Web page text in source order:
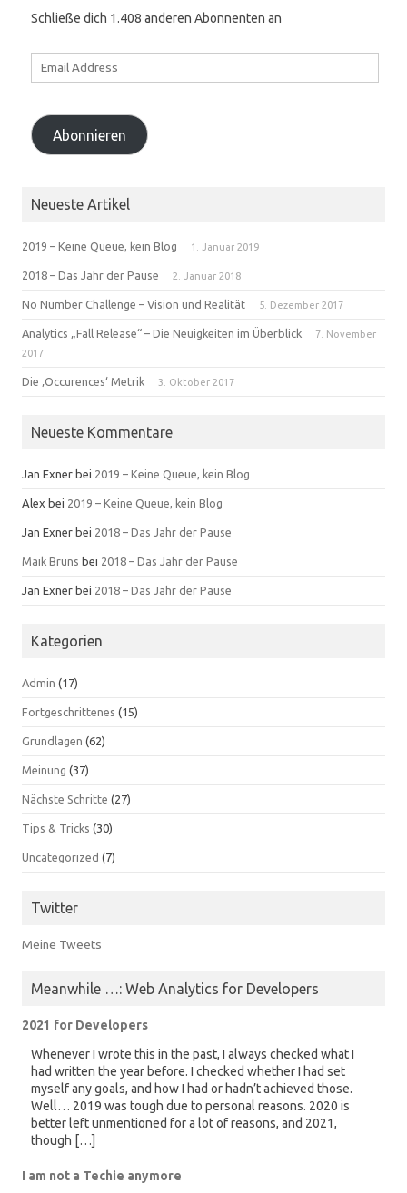
Schließe dich 1.408 anderen Abonnenten an
Abonnieren
Neueste Artikel
2019 – Keine Queue, kein Blog 1. Januar 2019
2018 – Das Jahr der Pause 2. Januar 2018
No Number Challenge – Vision und Realität 5. Dezember 2017
Analytics „Fall Release“ – Die Neuigkeiten im Überblick
7. November
2017
Die ‚Occurences‘ Metrik 3. Oktober 2017
Neueste Kommentare
Jan Exner bei 2019 – Keine Queue, kein Blog
Alex bei 2019 – Keine Queue, kein Blog
Jan Exner bei 2018 – Das Jahr der Pause
Maik Bruns bei 2018 – Das Jahr der Pause
Jan Exner bei 2018 – Das Jahr der Pause
Kategorien
Admin (17)
Fortgeschrittenes (15)
Grundlagen (62)
Meinung (37)
Nächste Schritte (27)
Tips & Tricks (30)
Uncategorized (7)
Twitter
Meine Tweets
Meanwhile …: Web Analytics for Developers
2021 for Developers
Whenever I wrote this in the past, I always checked what I
had written the year before. I checked whether I had set
myself any goals, and how I had or hadn’t achieved those.
Well… 2019 was tough due to personal reasons. 2020 is
better left unmentioned for a lot of reasons, and 2021,
though […]
I am not a Techie anymore